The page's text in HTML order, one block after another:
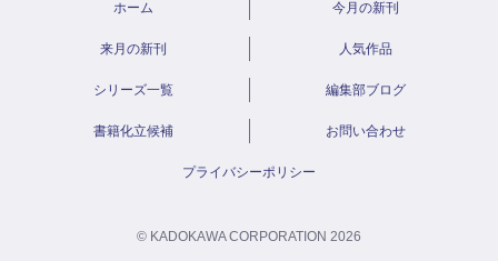
ホーム 今月の新刊
来月の新刊 人気作品
シリーズ一覧 編集部ブログ
書籍化立候補 お問い合わせ
プライバシーポリシー
© KADOKAWA CORPORATION 2026